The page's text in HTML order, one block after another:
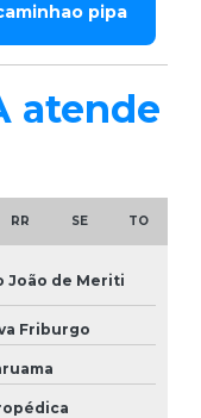
pipa
atende
RR SE TO
João de Meriti
Friburgo